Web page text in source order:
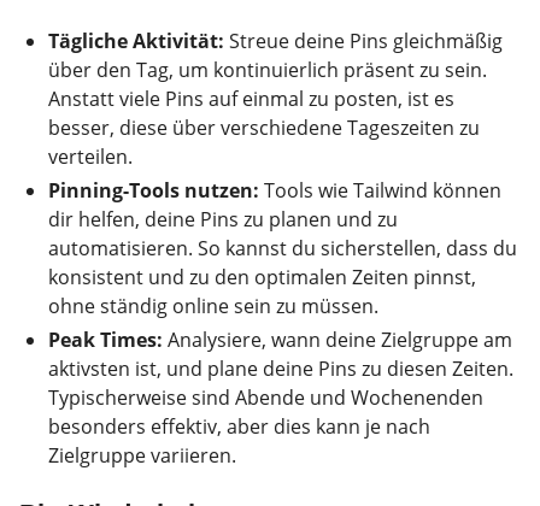
Tägliche Aktivität: Streue deine Pins gleichmäßig
über den Tag, um kontinuierlich präsent zu sein.
Anstatt viele Pins auf einmal zu posten, ist es
besser, diese über verschiedene Tageszeiten zu
verteilen.
Pinning-Tools nutzen: Tools wie Tailwind können
dir helfen, deine Pins zu planen und zu
automatisieren. So kannst du sicherstellen, dass du
konsistent und zu den optimalen Zeiten pinnst,
ohne ständig online sein zu müssen.
Peak Times: Analysiere, wann deine Zielgruppe am
aktivsten ist, und plane deine Pins zu diesen Zeiten.
Typischerweise sind Abende und Wochenenden
besonders effektiv, aber dies kann je nach
Zielgruppe variieren.